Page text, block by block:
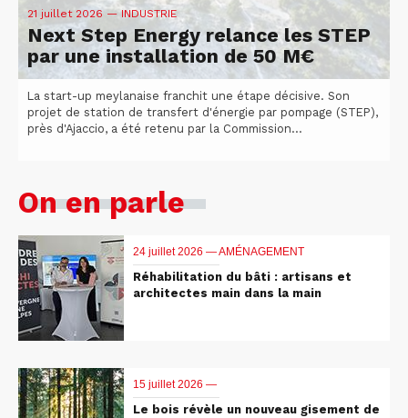
21 juillet 2026 — INDUSTRIE
Next Step Energy relance les STEP
par une installation de 50 M€
La start-up meylanaise franchit une étape décisive. Son
projet de station de transfert d'énergie par pompage (STEP),
près d'Ajaccio, a été retenu par la Commission...
On en parle
24 juillet 2026 —AMÉNAGEMENT
Réhabilitation du bâti : artisans et
architectes main dans la main
15 juillet 2026 —
Le bois révèle un nouveau gisement de